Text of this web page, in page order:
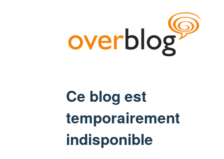
Ce blog est
temporairement
indisponible